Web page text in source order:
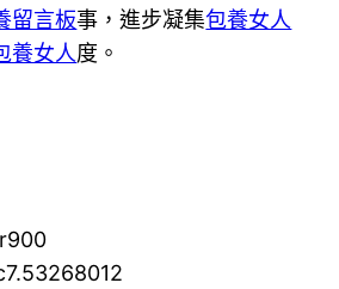
留言板事，進步凝集包養女人
養女人度。